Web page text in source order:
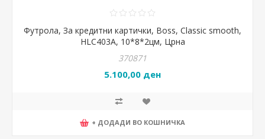
Футрола, За кредитни картички, Boss, Classic smooth,
HLC403A, 10*8*2цм, Црна
370871
5.100,00 ден
+ ДОДАДИ ВО КОШНИЧКА